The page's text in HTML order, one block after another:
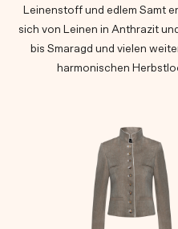
Leinenstoff und edlem Samt
sich von Leinen in Anthrazit
bis Smaragd und vielen
harmonischen